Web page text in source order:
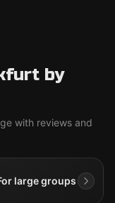
by
with reviews and
large groups